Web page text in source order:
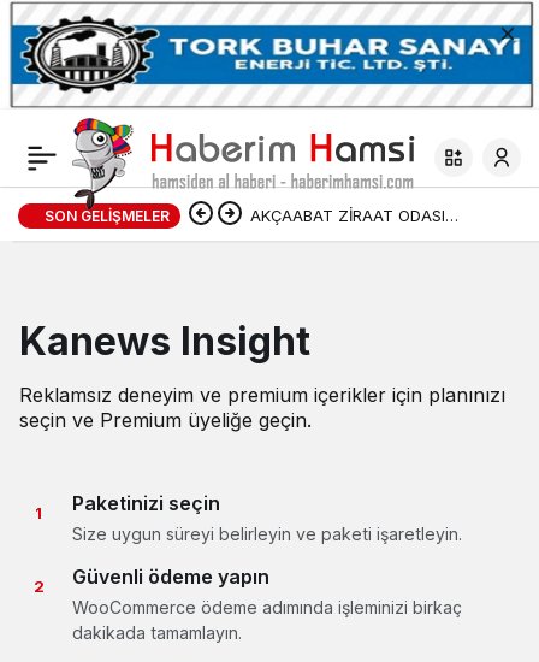
SON GELIŞMELER AKÇAABAT ZİRAAT ODASI
UYARI!
Kanews Insight
Reklamsız deneyim ve premium içerikler için planınızı
seçin ve Premium üyeliğe geçin.
1 Paketinizi seçin
Size uygun süreyi belirleyin ve paketi işaretleyin.
2 Güvenli ödeme yapın
WooCommerce ödeme adımında işleminizi birkaç
dakikada tamamlayın.